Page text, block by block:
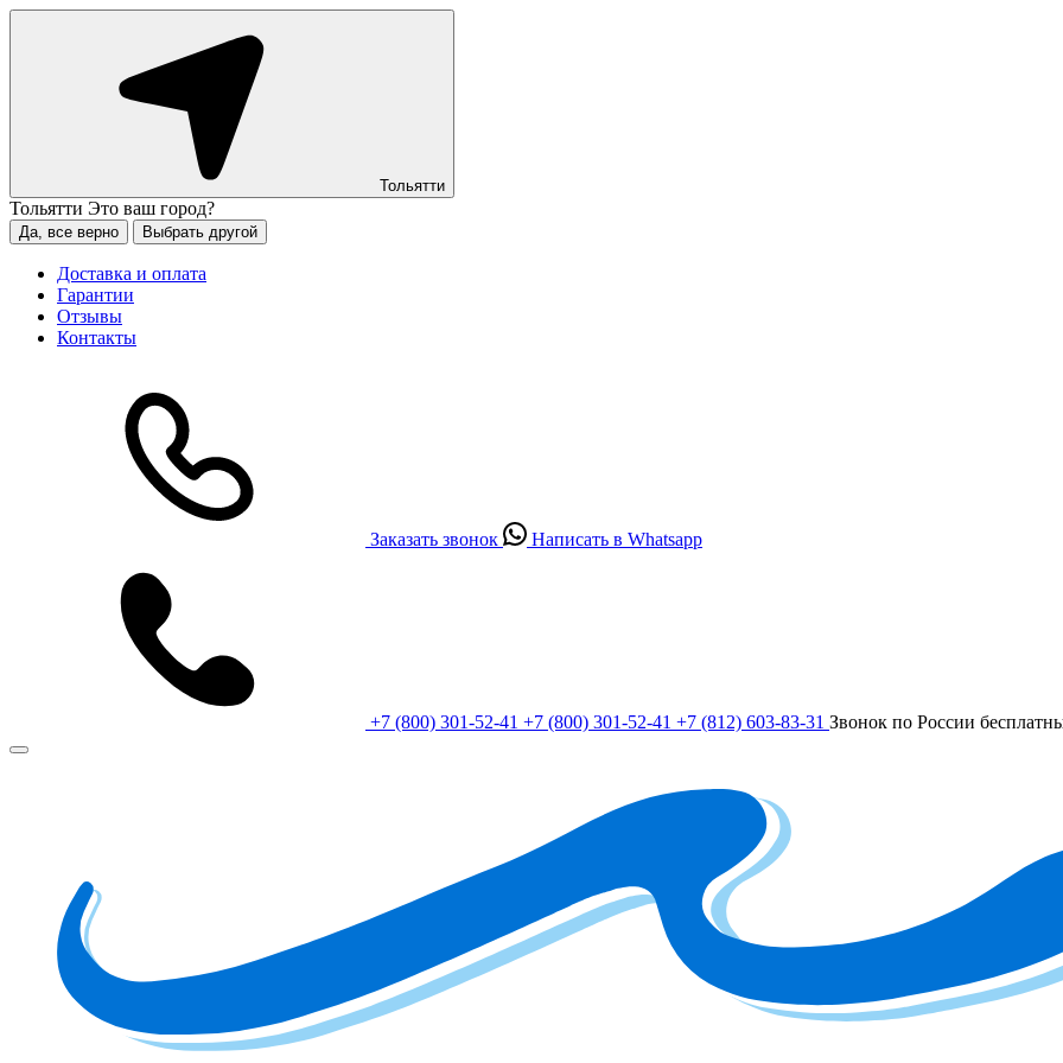
Тольятти
Тольятти Это ваш город?
Да, все верно Выбрать другой
Доставка и оплата
Гарантии
Отзывы
Контакты
Заказать звонок Написать в Whatsapp
+7 (800) 301-52-41 +7 (800) 301-52-41 +7 (812) 603-83-31 Звонок по России